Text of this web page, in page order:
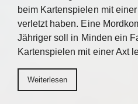
beim Kartenspielen mit
verletzt haben. Eine
Jähriger soll in Minden ein
Kartenspielen mit einer Axt
Weiterlesen